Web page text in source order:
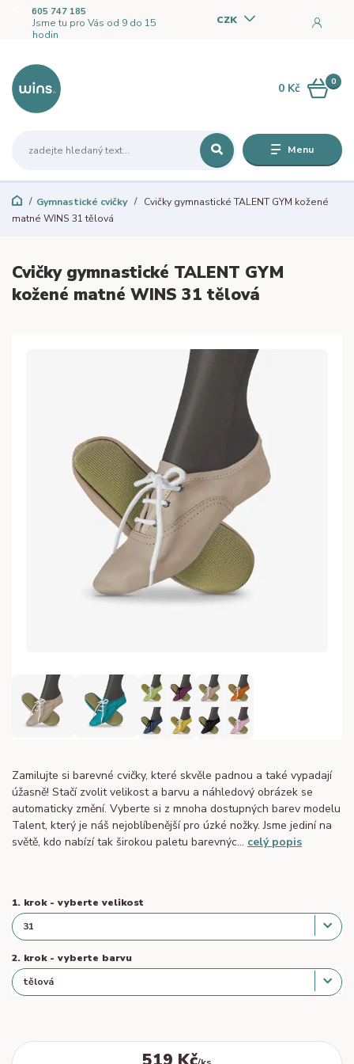
Menu
CZK
605 747 185
Jsme tu pro Vás od 9 do 15
hodin
0
0 Kč
Gymnastické cvičky
Cvičky gymnastické TALENT GYM kožené
matné WINS 31 tělová
Cvičky gymnastické TALENT GYM
kožené matné WINS 31 tělová
Zamilujte si barevné cvičky, které skvěle padnou a také vypadají
úžasně! Stačí zvolit velikost a barvu a náhledový obrázek se
automaticky změní. Vyberte si z mnoha dostupných barev modelu
Talent, který je náš nejoblíbenější pro úzké nožky. Jsme jediní na
světě, kdo nabízí tak širokou paletu barevnýc... celý popis
1. krok - vyberte velikost
2. krok - vyberte barvu